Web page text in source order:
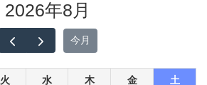
2026年8月
今月
火 水 木 金 土